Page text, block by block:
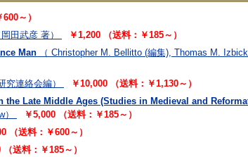
～）
岡田武彦 著）
￥1,200 （送料：￥185～）
Man
（ Christopher M. Bellitto (編集), Thomas M.
究連絡会編）
￥10,000 （送料：￥1,130～）
Late Middle Ages (Studies in Medieval and
￥5,000 （送料：￥185～）
（送料：￥600～）
（送料：￥185～）